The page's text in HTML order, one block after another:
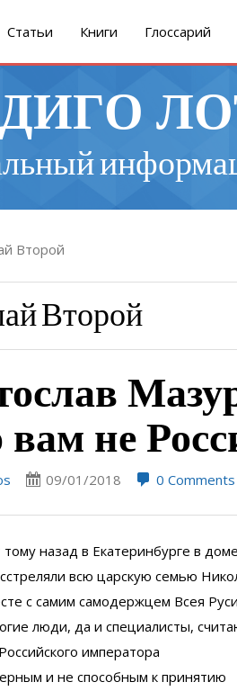
Cтатьи Книги Глоссарий
Второй
Второй
вам не
09/01/2018 0 Comments
назад в Екатеринбурге в доме
всю царскую семью
с самим самодержцем Всея
люди, да и специалисты,
императора
и не способным к принятию